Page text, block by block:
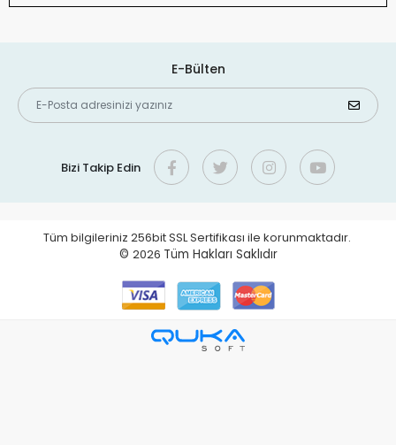
E-Bülten
Bizi Takip Edin
Tüm bilgileriniz 256bit SSL Sertifikası ile korunmaktadır.
© 2026 Tüm Hakları Saklıdır